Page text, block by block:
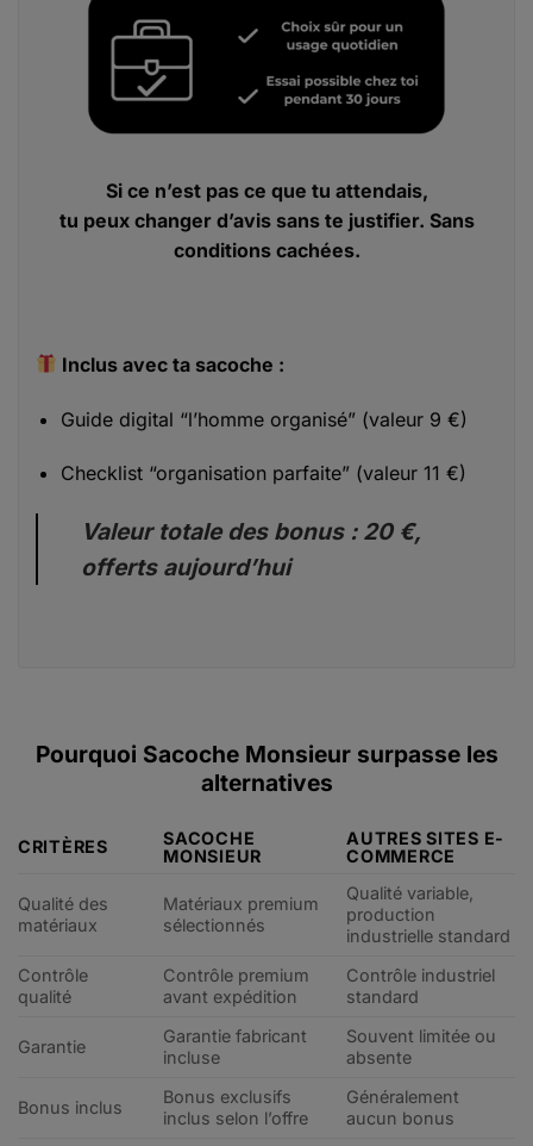
Si ce n’est pas ce que tu attendais,
tu peux changer d’avis sans te justifier. Sans
conditions cachées.
Inclus avec ta sacoche :
Guide digital “l’homme organisé” (valeur 9 €)
Checklist “organisation parfaite” (valeur 11 €)
Valeur totale des bonus : 20 €,
offerts aujourd’hui
Pourquoi Sacoche Monsieur surpasse les
alternatives
CRITÈRES
SACOCHE
MONSIEUR
AUTRES SITES E-
COMMERCE
Qualité des
matériaux
Matériaux premium
sélectionnés
Qualité variable,
production
industrielle standard
Contrôle
qualité
Contrôle premium
avant expédition
Contrôle industriel
standard
Garantie
Garantie fabricant
incluse
Souvent limitée ou
absente
Bonus inclus
Bonus exclusifs
inclus selon l’offre
Généralement
aucun bonus